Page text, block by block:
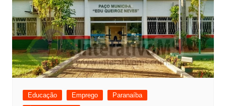
Educação Emprego
Paranaíba